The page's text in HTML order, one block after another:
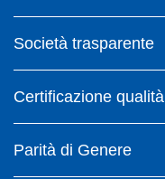
Società trasparente
Certificazione qualità
Parità di Genere